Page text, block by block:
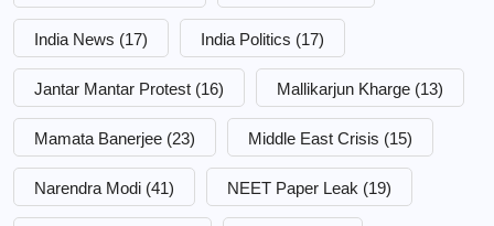
India News (17) India Politics (17)
Jantar Mantar Protest (16) Mallikarjun Kharge (13)
Mamata Banerjee (23) Middle East Crisis (15)
Narendra Modi (41) NEET Paper Leak (19)